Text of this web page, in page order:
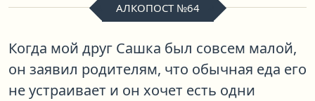
АЛКОПОСТ №64
Когда мой друг Сашка был совсем малой,
он заявил родителям, что обычная еда его
не устраивает и он хочет есть одни